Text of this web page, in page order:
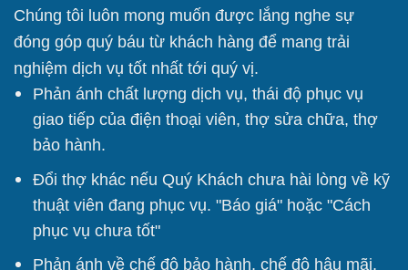
Chúng tôi luôn mong muốn được lắng nghe sự
đóng góp quý báu từ khách hàng để mang trải
nghiệm dịch vụ tốt nhất tới quý vị.
Phản ánh chất lượng dịch vụ, thái độ phục vụ
giao tiếp của điện thoại viên, thợ sửa chữa, thợ
bảo hành.
Đổi thợ khác nếu Quý Khách chưa hài lòng về kỹ
thuật viên đang phục vụ. "Báo giá" hoặc "Cách
phục vụ chưa tốt"
Phản ánh về chế độ bảo hành, chế độ hậu mãi,